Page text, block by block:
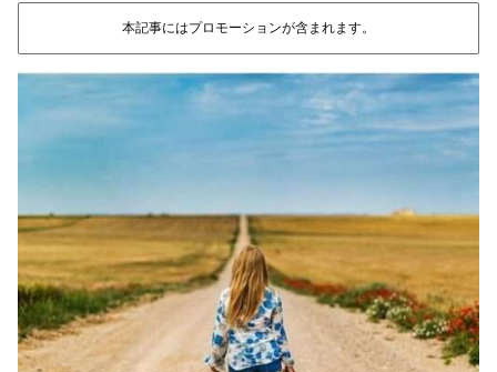
本記事にはプロモーションが含まれます。